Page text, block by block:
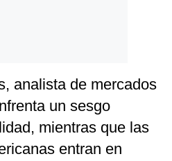
analista de mercados
un sesgo
mientras que las
entran en